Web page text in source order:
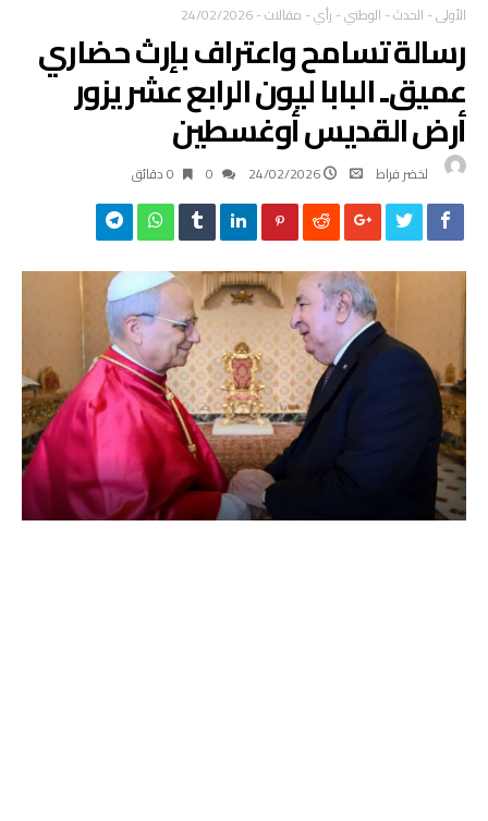
الأولى- الحدث- الوطني- رأي- مقالات-
24/02/2026
رسالة تسامح واعتراف بإرث حضاري
عميق.. البابا ليون الرابع عشر يزور
أرض القديس أوغسطين
لخضر فراط 24/02/2026 0 ‫دقائق‬